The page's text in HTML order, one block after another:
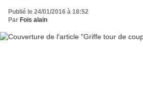
Publié le 24/01/2016 à 18:52
Par Fois alain